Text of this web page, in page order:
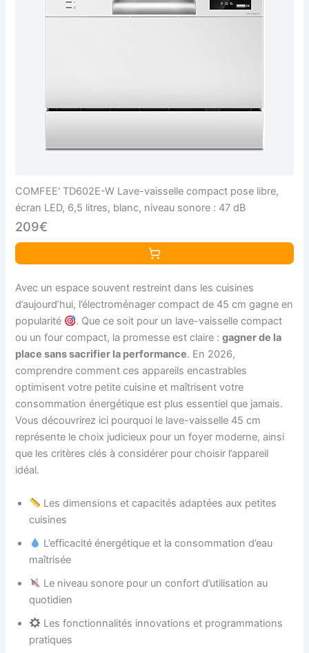
COMFEE' TD602E-W Lave-vaisselle compact pose libre,
écran LED, 6,5 litres, blanc, niveau sonore : 47 dB
209€
Avec un espace souvent restreint dans les cuisines
d’aujourd’hui, l’électroménager compact de 45 cm gagne en
popularité
. Que ce soit pour un lave-vaisselle compact
ou un four compact, la promesse est claire :gagner de la
place sans sacrifier la performance. En 2026,
comprendre comment ces appareils encastrables
optimisent votre petite cuisine et maîtrisent votre
consommation énergétique est plus essentiel que jamais.
Vous découvrirez ici pourquoi le lave-vaisselle 45 cm
représente le choix judicieux pour un foyer moderne, ainsi
que les critères clés à considérer pour choisir l’appareil
idéal.
Les dimensions et capacités adaptées aux petites
cuisines
L’efficacité énergétique et la consommation d’eau
maîtrisée
Le niveau sonore pour un confort d’utilisation au
quotidien
Les fonctionnalités innovations et programmations
pratiques